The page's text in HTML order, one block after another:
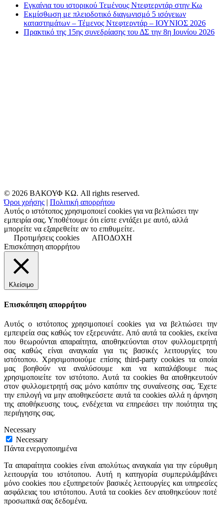
Εγκαίνια του ιστορικού Τεμένους Ντεφτερντάρ στην Κω
Εκμίσθωση με πλειοδοτικό διαγωνισμό 5 ισόγειων
καταστημάτων – Τέμενος Ντεφτερντάρ – ΙΟΥΝΙΟΣ 2026
Πρακτικό της 15ης συνεδρίασης του ΔΣ την 8η Ιουνίου 2026
© 2026 ΒΑΚΟΥΦ ΚΩ. All rights reserved.
Όροι χρήσης | Πολιτική απορρήτου
Αυτός ο ιστότοπος χρησιμοποιεί cookies για να βελτιώσει την
εμπειρία σας. Υποθέτουμε ότι είστε εντάξει με αυτό, αλλά
μπορείτε να εξαιρεθείτε αν το επιθυμείτε.
Προτιμήσεις cookies
ΑΠΟΔΟΧΗ
Επισκόπηση απορρήτου
Κλείσιμο
Επισκόπηση απορρήτου
Αυτός ο ιστότοπος χρησιμοποιεί cookies για να βελτιώσει την
εμπειρεία σας καθώς τον εξερευνάτε. Από αυτά τα cookies, εκείνα
που θεωρούνται απαραίτητα, αποθηκεύονται στον φυλλομετρητή
σας καθώς είναι αναγκαία για τις βασικές λειτουργίες του
ιστότοπου. Χρησιμοποιούμε επίσης third-party cookies τα οποία
μας βοηθούν να αναλύσουμε και να καταλάβουμε πως
χρησιμοποιείτε τον ιστότοπο. Αυτά τα cookies θα αποθηκευτούν
στον φυλλομετρητή σας μόνο κατόπιν της συναίνεσης σας. Έχετε
την επιλογή να μην αποθηκεύσετε αυτά τα cookies αλλά η άρνηση
της αποθήκευσης τους, ενδέχεται να επηρεάσει την ποιότητα της
περιήγησης σας.
Necessary
Necessary
Πάντα ενεργοποιημένα
Τα απαραίτητα cookies είναι απολύτως αναγκαία για την εύρυθμη
λειτουργία του ιστότοπου. Αυτή η κατηγορία συμπεριλάμβάνει
μόνο cookies που εξυπηρετούν βασικές λειτουργίες και υπηρεσίες
ασφάλειας του ιστότοπου. Αυτά τα cookies δεν αποθηκεύουν ποτέ
προσωπικά σας δεδομένα.